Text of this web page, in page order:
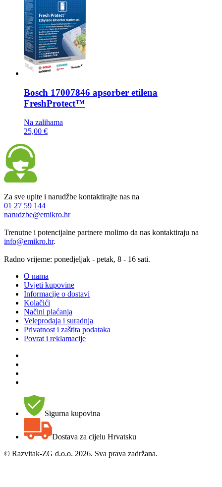
Bosch 17007846 apsorber etilena
FreshProtect™
Na zalihama
25,00 €
Za sve upite i narudžbe kontaktirajte nas na
01 27 59 144
narudzbe@emikro.hr
Trenutne i potencijalne partnere molimo da nas kontaktiraju na
info@emikro.hr.
Radno vrijeme: ponedjeljak - petak, 8 - 16 sati.
O nama
Uvjeti kupovine
Informacije o dostavi
Kolačići
Načini plaćanja
Veleprodaja i suradnja
Privatnost i zaštita podataka
Povrat i reklamacije
Sigurna kupovina
Dostava za cijelu Hrvatsku
© Razvitak-ZG d.o.o. 2026. Sva prava zadržana.